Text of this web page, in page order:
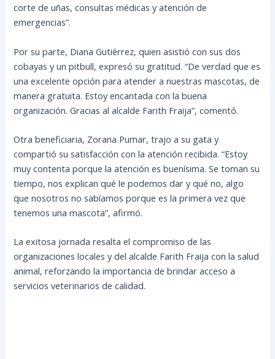
corte de uñas, consultas médicas y atención de
emergencias”.
Por su parte, Diana Gutiérrez, quien asistió con sus dos
cobayas y un pitbull, expresó su gratitud. “De verdad que es
una excelente opción para atender a nuestras mascotas, de
manera gratuita. Estoy encantada con la buena
organización. Gracias al alcalde Farith Fraija”, comentó.
Otra beneficiaria, Zorana Pumar, trajo a su gata y
compartió su satisfacción con la atención recibida. “Estoy
muy contenta porque la atención es buenísima. Se toman su
tiempo, nos explican qué le podemos dar y qué no, algo
que nosotros no sabíamos porque es la primera vez que
tenemos una mascota”, afirmó.
La exitosa jornada resalta el compromiso de las
organizaciones locales y del alcalde Farith Fraija con la salud
animal, reforzando la importancia de brindar acceso a
servicios veterinarios de calidad.